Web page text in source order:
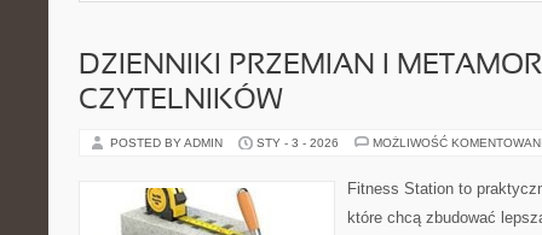
DZIENNIKI PRZEMIAN I
CZYTELNIKÓW
POSTED BY ADMIN STY - 3 - 2026 MOŻLIWOŚĆ
Fitness Station to
które chcą zbudować